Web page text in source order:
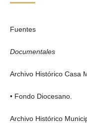
Fuentes
Documentales
Archivo Histórico Casa
• Fondo Diocesano.
Archivo Histórico